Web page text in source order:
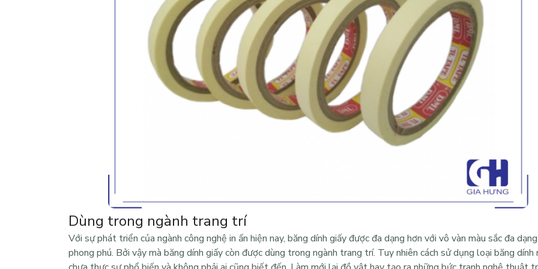
Dùng trong ngành trang trí
Với sự phát triển của ngành công nghệ in ấn hiện nay, băng dính giấy được đa dạng hơn với vô vàn màu sắc đa
phong phú. Bởi vậy mà băng dính giấy còn được dùng trong ngành trang trí. Tuy nhiên cách sử dụng loại băng dính